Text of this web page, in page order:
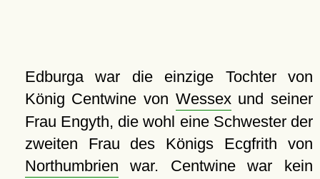
Edburga war die einzige Tochter von
König Centwine von Wessexund seiner
Frau Engyth, die wohl eine Schwester der
zweiten Frau des Königs Ecgfrith von
Northumbrien war. Centwine war kein